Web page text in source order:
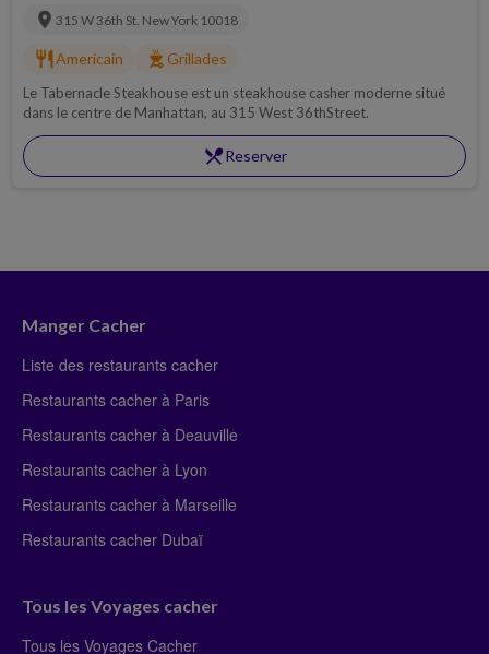
location_on 315 W 36th St. New York 10018
restaurant Americain outdoor_grill Grillades
Le Tabernacle Steakhouse est un steakhouse casher moderne situé
dans le centre de Manhattan, au 315 West 36thStreet.
restaurant_menuReserver
Manger Cacher
Liste des restaurants cacher
Restaurants cacher à Paris
Restaurants cacher à Deauville
Restaurants cacher à Lyon
Restaurants cacher à Marseille
Restaurants cacher Dubaï
Tous les Voyages cacher
Tous les Voyages Cacher